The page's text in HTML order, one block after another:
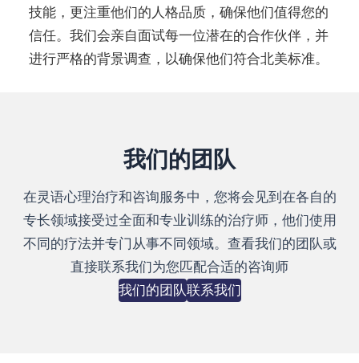
技能，更注重他们的人格品质，确保他们值得您的
信任。我们会亲自面试每一位潜在的合作伙伴，并
进行严格的背景调查，以确保他们符合北美标准。
我们的团队
在灵语心理治疗和咨询服务中，您将会见到在各自的
专长领域接受过全面和专业训练的治疗师，他们使用
不同的疗法并专门从事不同领域。查看我们的团队或
直接联系我们为您匹配合适的咨询师
我们的团队联系我们